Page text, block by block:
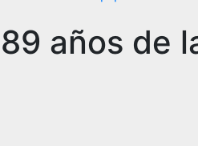
89 años de